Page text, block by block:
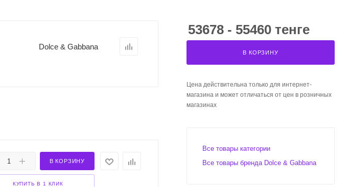
Dolce & Gabbana
В КОРЗИНУ
КУПИТЬ В 1 КЛИК
53678 - 55460 тенге
В КОРЗИНУ
Цена действительна только для интернет-
магазина и может отличаться от цен в розничных
магазинах
Все товары категории
Все товары бренда Dolce & Gabbana